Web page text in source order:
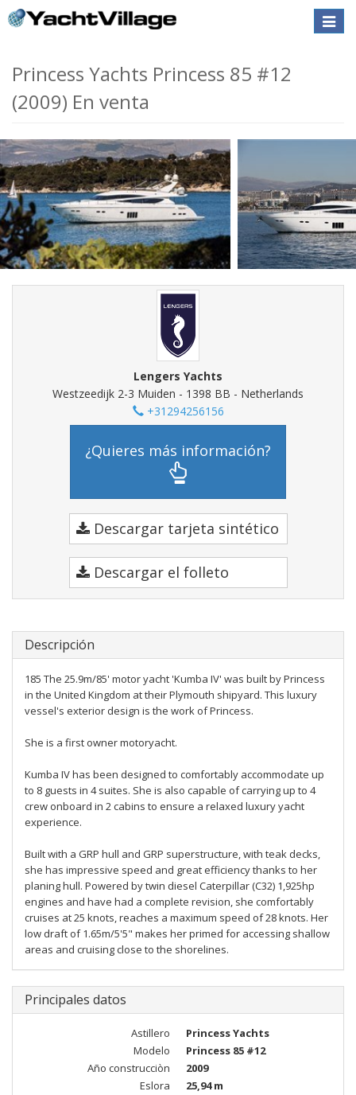
Toggle
Princess Yachts Princess 85 #12
(2009) En venta
Lengers Yachts
Westzeedijk 2-3 Muiden - 1398 BB - Netherlands
+31294256156
¿Quieres más información?
Descargar tarjeta sintético
Descargar el folleto
Descripción
185 The 25.9m/85' motor yacht 'Kumba IV' was built by Princess
in the United Kingdom at their Plymouth shipyard. This luxury
vessel's exterior design is the work of Princess.
She is a first owner motoryacht.
Kumba IV has been designed to comfortably accommodate up
to 8 guests in 4 suites. She is also capable of carrying up to 4
crew onboard in 2 cabins to ensure a relaxed luxury yacht
experience.
Built with a GRP hull and GRP superstructure, with teak decks,
she has impressive speed and great efficiency thanks to her
planing hull. Powered by twin diesel Caterpillar (C32) 1,925hp
engines and have had a complete revision, she comfortably
cruises at 25 knots, reaches a maximum speed of 28 knots. Her
low draft of 1.65m/5'5" makes her primed for accessing shallow
areas and cruising close to the shorelines.
Principales datos
Astillero
Princess Yachts
Modelo
Princess 85 #12
Año construcciòn
2009
Eslora
25,94 m